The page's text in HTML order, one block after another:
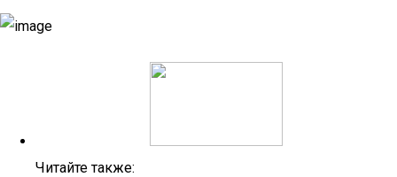
Читайте также: